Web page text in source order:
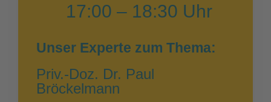
17:00 – 18:30 Uhr
Unser Experte zum Thema:
Priv.-Doz. Dr. Paul
Bröckelmann